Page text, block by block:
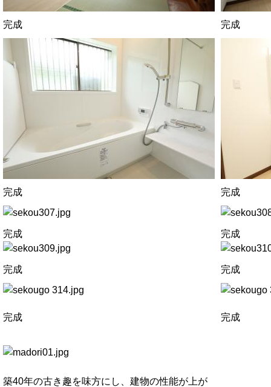
完成 完成
完成 完成
完成 完成
完成 完成
完成 完成
築40年の古き趣を味方にし、建物の性能が上が